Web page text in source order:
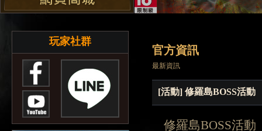
玩家社群
官方資訊
最新資訊
[活動] 修羅島BOSS活動
修羅島BOSS活動